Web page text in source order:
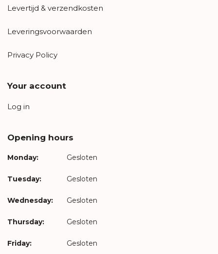
Levertijd & verzendkosten
Leveringsvoorwaarden
Privacy Policy
Your account
Log in
Opening hours
Monday: Gesloten
Tuesday: Gesloten
Wednesday: Gesloten
Thursday: Gesloten
Friday: Gesloten